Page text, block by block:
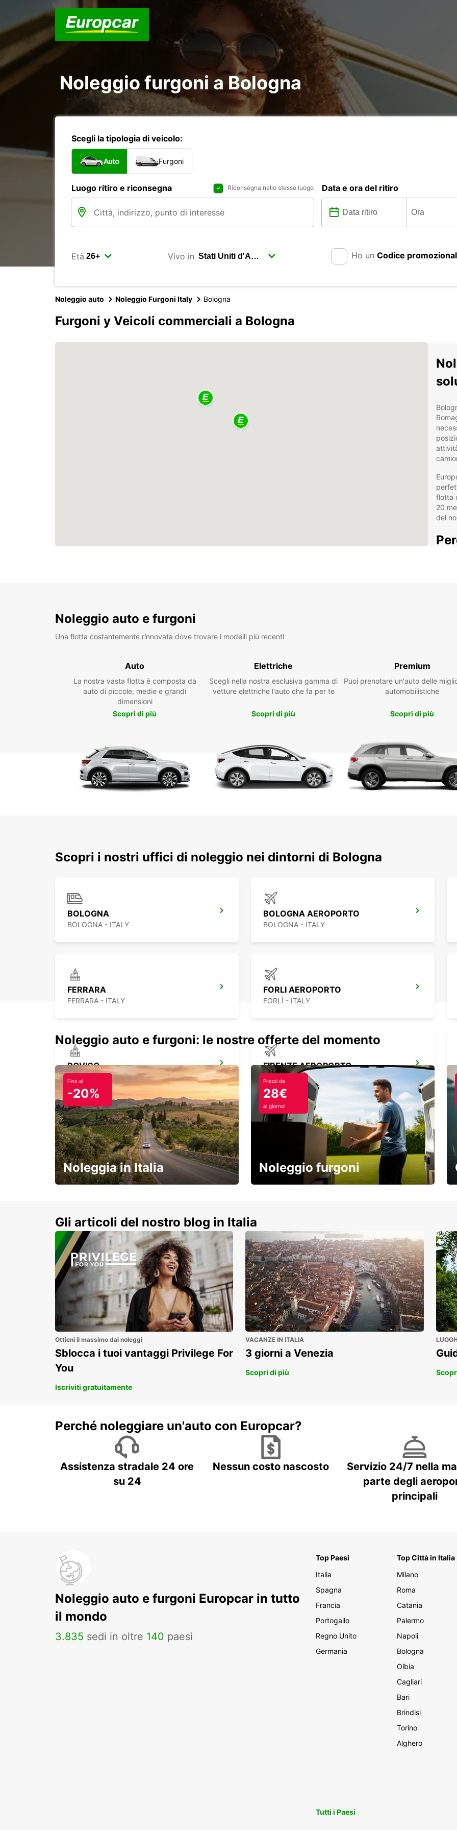
Noleggio furgoni a Bologna
Scegli la tipologia di veicolo:
Auto Furgoni
Luogo ritiro e riconsegna Riconsegna nello stesso luogo Data e ora del ritiro
Età Vivo in Ho un Codice
Noleggio auto Noleggio Furgoni Italy Bologna
Furgoni y Veicoli commerciali a Bologna
flotta
20
del
Noleggio auto e furgoni
Una flotta costantemente rinnovata dove trovare i modelli più recenti
Auto
La nostra vasta flotta è composta da
auto di piccole, medie e grandi
dimensioni
Scopri di più
Elettriche
Scegli nella nostra esclusiva gamma di
vetture elettriche l'auto che fa per te
Scopri di più
Premium
Puoi prenotare un'auto delle
automobilistiche
Scopri di più
Scopri i nostri uffici di noleggio nei dintorni di Bologna
BOLOGNA
BOLOGNA - ITALY
BOLOGNA AEROPORTO
BOLOGNA - ITALY
FERRARA
FERRARA - ITALY
FORLI AEROPORTO
FORLÌ - ITALY
ROVIGO
ROVIGO - ITALY
FIRENZE AEROPORTO
FIRENZE - ITALY
FIRENZE CENTRO
FIRENZE - ITALY
Noleggio auto e furgoni: le nostre offerte del momento
Fino al
-20%
Noleggia in Italia
Prezzi da
28€
al giorno!
Noleggio furgoni
Gli articoli del nostro blog in Italia
Ottieni il massimo dai noleggi
Sblocca i tuoi vantaggi Privilege For
You
Iscriviti gratuitamente
VACANZE IN ITALIA
3 giorni a Venezia
Scopri di più
Perché noleggiare un'auto con Europcar?
Assistenza stradale 24 ore
su 24
Nessun costo nascosto
Servizio 24/7 nella
parte degli
principali
Noleggio auto e furgoni Europcar in tutto
il mondo
3.835 sedi in oltre 140 paesi
Top Paesi
Italia
Spagna
Francia
Portogallo
Regno Unito
Germania
Top Città in Italia
Milano
Roma
Catania
Palermo
Napoli
Bologna
Olbia
Cagliari
Bari
Brindisi
Torino
Alghero
Tutti i Paesi